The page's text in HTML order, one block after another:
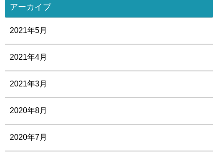
アーカイブ
2021年5月
2021年4月
2021年3月
2020年8月
2020年7月